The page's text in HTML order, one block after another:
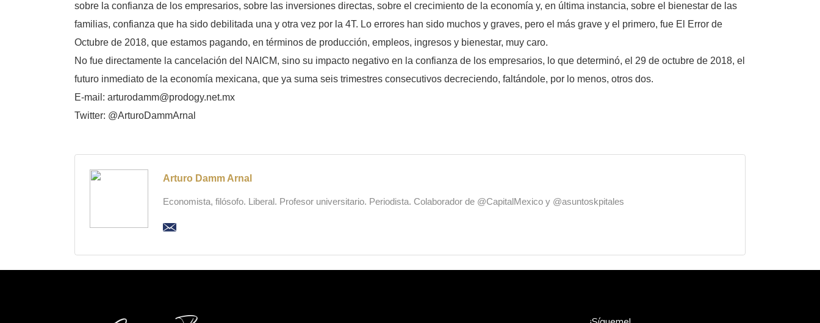
sobre la confianza de los empresarios, sobre las inversiones directas, sobre el crecimiento de la economía y, en última instancia, sobre el bienestar de las
familias, confianza que ha sido debilitada una y otra vez por la 4T. Lo errores han sido muchos y graves, pero el más grave y el primero, fue El Error de
Octubre de 2018, que estamos pagando, en términos de producción, empleos, ingresos y bienestar, muy caro.
No fue directamente la cancelación del NAICM, sino su impacto negativo en la confianza de los empresarios, lo que determinó, el 29 de octubre de 2018, el
futuro inmediato de la economía mexicana, que ya suma seis trimestres consecutivos decreciendo, faltándole, por lo menos, otros dos.
E-mail: arturodamm@prodogy.net.mx
Twitter: @ArturoDammArnal
Arturo Damm Arnal
Economista, filósofo. Liberal. Profesor universitario. Periodista. Colaborador de @CapitalMexico y @asuntoskpitales